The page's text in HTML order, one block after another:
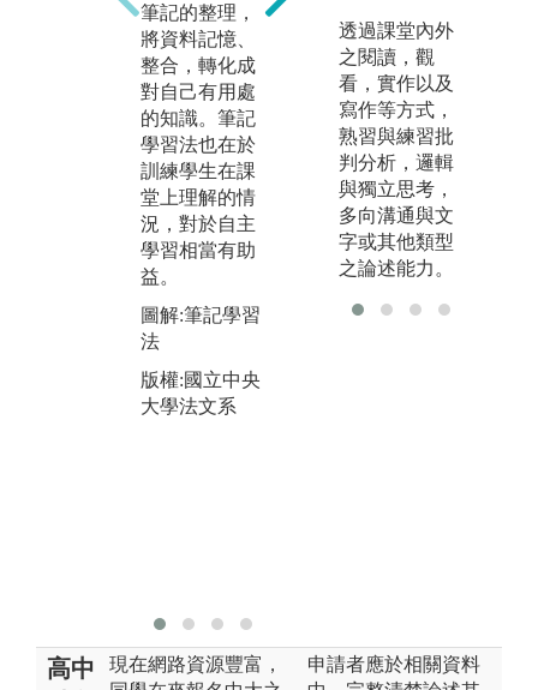
筆記的整理，
將資料記憶、
整合，轉化成
對自己有用處
的知識。筆記
學習法也在於
訓練學生在課
堂上理解的情
況，對於自主
學習相當有助
益。
圖解:筆記學習
法
版權:國立中央
大學法文系
練自我的聽力
與反應力。影
音資料中的情
境設定也有助
於記憶與理
解。
圖解:影音學習
法
版權:國立中央
大學法文系
透過課堂內外
之閱讀，觀
看，實作以及
寫作等方式，
熟習與練習批
判分析，邏輯
與獨立思考，
多向溝通與文
字或其他類型
之論述能力。
高中
現在網路資源豐富，
申請者應於相關資料